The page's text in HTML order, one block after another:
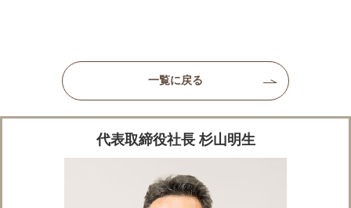
一覧に戻る
代表取締役社長 杉山明生